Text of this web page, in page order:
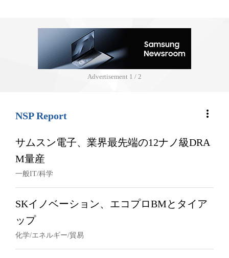
Advertisement 1 / 2
NSP Report more_vert
サムスン電子、業界最先端の12ナノ級DRA
M量産
一般IT/科学
SKイノベーション、エコプロBMとタイア
ップ
化学/エネルギー/貿易